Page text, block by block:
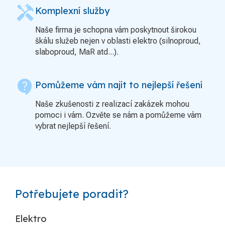
handyman Komplexní služby
Naše firma je schopna vám poskytnout širokou
škálu služeb nejen v oblasti elektro (silnoproud,
slaboproud, MaR atd...).
contact_support Pomůžeme vám najít to nejlepší řešení
Naše zkušenosti z realizací zakázek mohou
pomoci i vám. Ozvěte se nám a pomůžeme vám
vybrat nejlepší řešení.
Potřebujete poradit?
Elektro